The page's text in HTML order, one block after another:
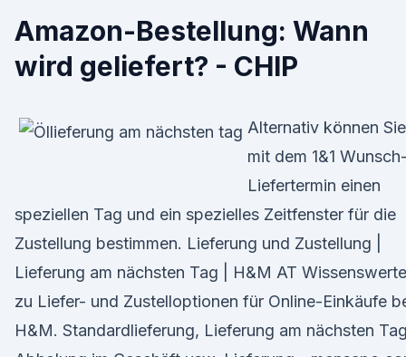
Amazon-Bestellung: Wann
wird geliefert? - CHIP
Alternativ können Sie
mit dem 1&1 Wunsch-
Liefertermin einen
speziellen Tag und ein spezielles Zeitfenster für die
Zustellung bestimmen. Lieferung und Zustellung |
Lieferung am nächsten Tag | H&M AT
zu Liefer- und Zustelloptionen für Online-Einkäufe
H&M. Standardlieferung, Lieferung am nächsten